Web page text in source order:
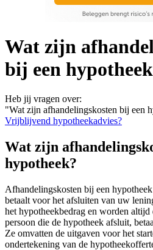
Wat zijn
bij een
Heb jij vragen over:
"Wat zijn afhandelingskosten bij een
Vrijblijvend hypotheekadvies?
Wat zijn
hypotheek?
Afhandelingskosten bij een
betaalt voor het afsluiten van uw
het hypotheekbedrag en worden
persoon die de hypotheek afsluit,
Ze omvatten de uitgaven voor het
ondertekening van de